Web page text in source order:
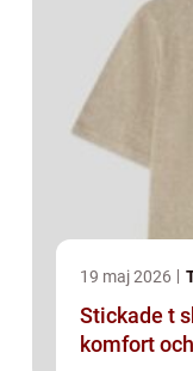
19 maj 2026
Stickade t
komfort